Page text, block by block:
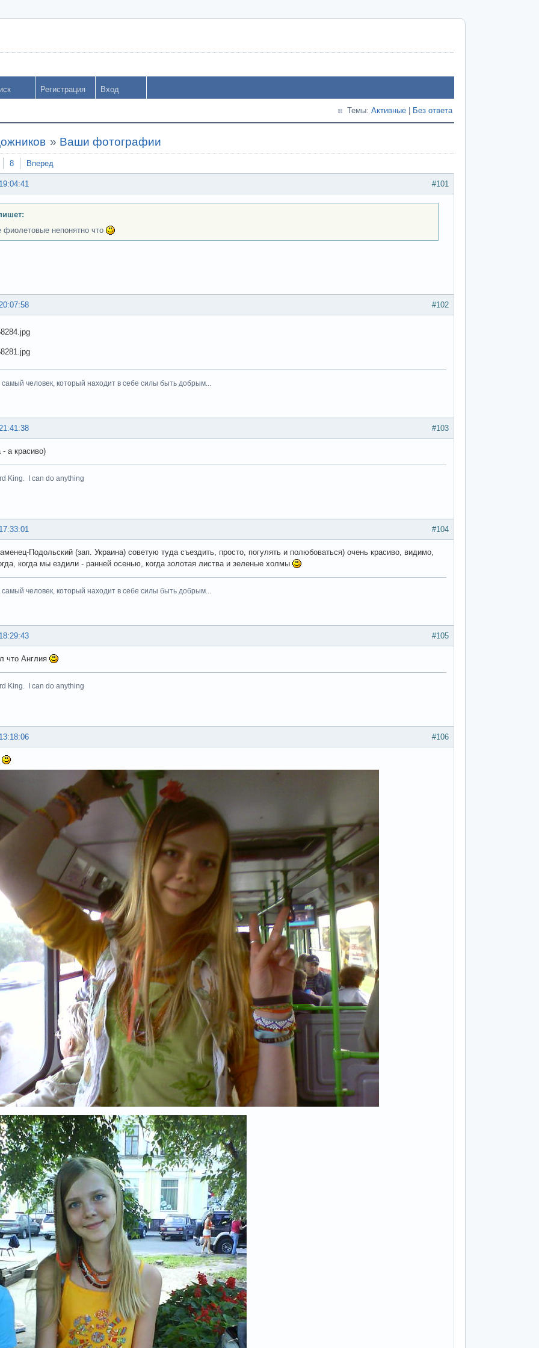
Регистрация Вход
Темы: Активные Без ответа
» Ваши фотографии
8 Вперед
#101
фиолетовые непонятно что
#102
самый человек, который находит в себе силы быть добрым...
#103
- а красиво)
King. I can do anything
#104
Подольский (зап. Украина) советую туда съездить, просто, погулять и полюбоваться) очень красиво, видимо,
когда мы ездили - ранней осенью, когда золотая листва и зеленые холмы
самый человек, который находит в себе силы быть добрым...
#105
что Англия
King. I can do anything
#106